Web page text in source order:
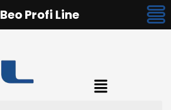
Beo Profi Line